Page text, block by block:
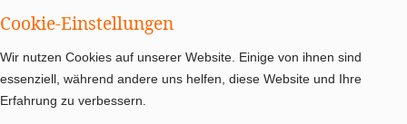
Cookie-Einstellungen
Wir nutzen Cookies auf unserer Website. Einige von ihnen sind
essenziell, während andere uns helfen, diese Website und Ihre
Erfahrung zu verbessern.